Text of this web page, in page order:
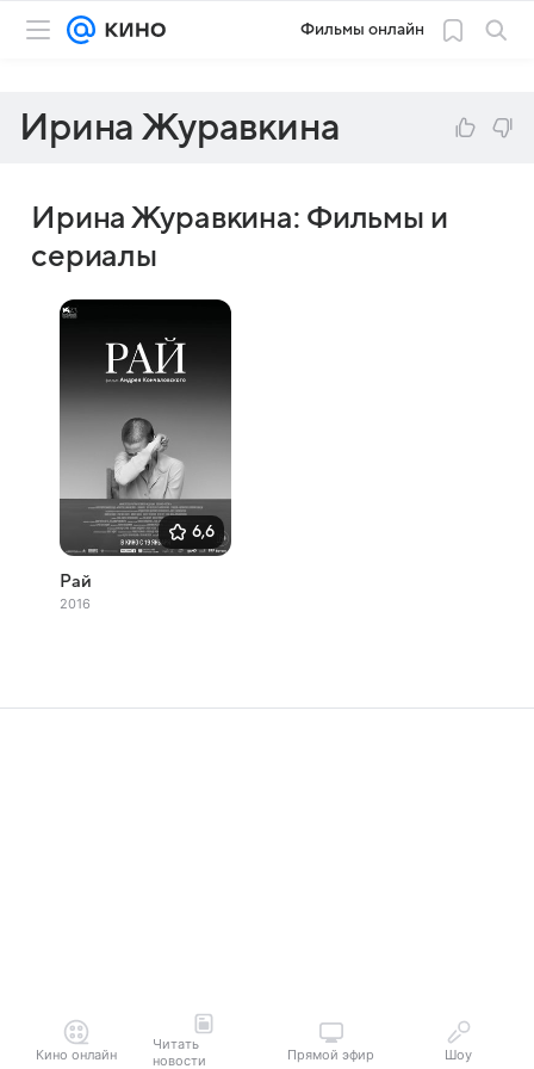
Фильмы онлайн
Ирина Журавкина
Ирина Журавкина: Фильмы и
сериалы
6,6
Рай
2016
Кино онлайн
Читать
новости
Прямой эфир Шоу